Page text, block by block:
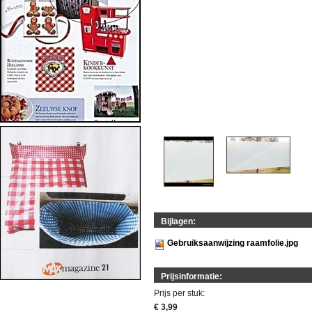
Bijlagen:
Gebruiksaanwijzing raamfolie.jpg
Prijsinformatie:
Prijs per stuk:
€ 3,99